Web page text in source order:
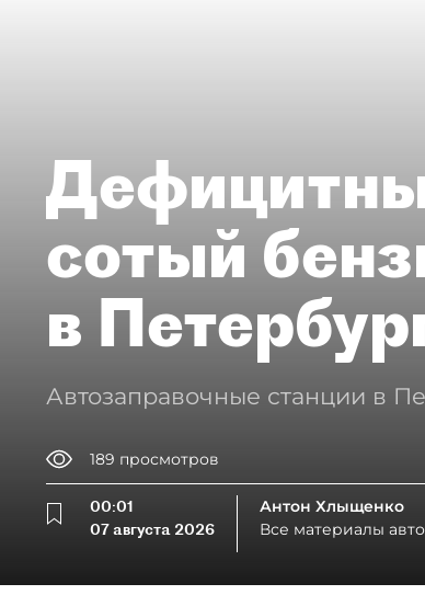
сотый
в
Автозаправочные станции в
189 просмотров
00:01
07 августа 2026
Антон Хлыщенко
Все материалы